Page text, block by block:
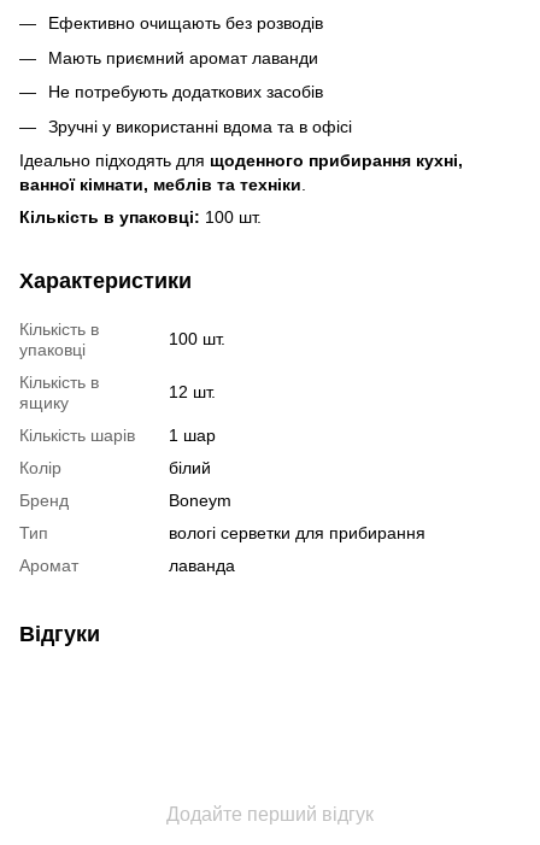
Ефективно очищають без розводів
Мають приємний аромат лаванди
Не потребують додаткових засобів
Зручні у використанні вдома та в офісі
Ідеально підходять для щоденного прибирання кухні,
ванної кімнати, меблів та техніки
Кількість в упаковці: 100 шт.
Характеристики
Кількість в
упаковці
100 шт.
Кількість в
ящику
12 шт.
Кількість шарів
1 шар
Колір
білий
Бренд
Boneym
Тип
вологі серветки для прибирання
Аромат
лаванда
Відгуки
Додайте перший відгук